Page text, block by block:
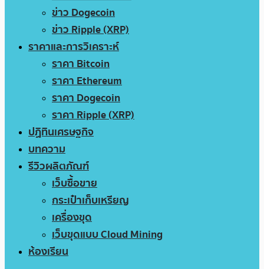
ข่าว Dogecoin
ข่าว Ripple (XRP)
ราคาและการวิเคราะห์
ราคา Bitcoin
ราคา Ethereum
ราคา Dogecoin
ราคา Ripple (XRP)
ปฏิทินเศรษฐกิจ
บทความ
รีวิวผลิตภัณฑ์
เว็บซื้อขาย
กระเป๋าเก็บเหรียญ
เครื่องขุด
เว็บขุดแบบ Cloud Mining
ห้องเรียน